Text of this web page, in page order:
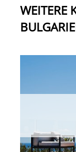
WEITERE